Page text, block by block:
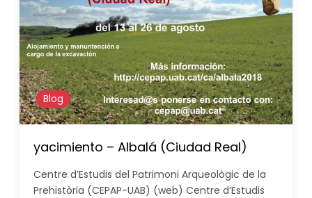
Blog
yacimiento – Albalá (Ciudad Real)
Centre d’Estudis del Patrimoni Arqueològic de la
Prehistòria (CEPAP-UAB) (web) Centre d’Estudis